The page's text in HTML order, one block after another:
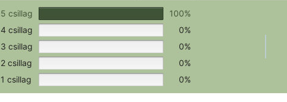
Értékeld a terméket!
csak a hitelesítéshez szükséges.
5 csillag
100%
4 csillag
0%
3 csillag
0%
2 csillag
0%
1 csillag
0%